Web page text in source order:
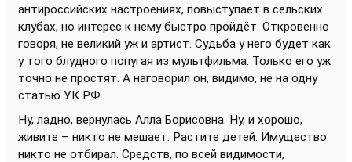
антироссийских настроениях, повыступает в сельских
клубах, но интерес к нему быстро пройдёт. Откровенно
говоря, не великий уж и артист. Судьба у него будет как
у того блудного попугая из мультфильма. Только его уж
точно не простят. А наговорил он, видимо, не на одну
статью УК РФ.
Ну, ладно, вернулась Алла Борисовна. Ну, и хорошо,
живите – никто не мешает. Растите детей. Имущество
никто не отбирал. Средств, по всей видимости,